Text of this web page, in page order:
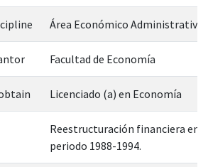
Área Económico Administrativa
Facultad de Economía
Licenciado (a) en Economía
Reestructuración financiera en
periodo 1988-1994.